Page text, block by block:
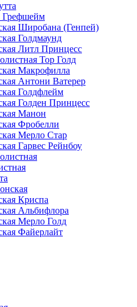
Грефшейм
Широбана (Генпей)
Голдмаунд
Литл Принцесс
Тор Голд
Макрофилла
Антони Ватерер
Голдфлейм
Голден Принцесс
Манон
Фробелли
Мерло Стар
Гарвес Рейнбоу
Криспа
Альбифлора
Мерло Голд
Файерлайт